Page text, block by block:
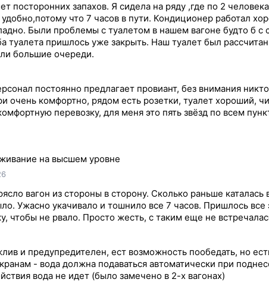
посторонних запахов. Я сидела на ряду ,где по 2
что 7 часов в пути. Кондиционер работал
Были проблемы с туалетом в нашем вагоне будто б с
туалета пришлось уже закрыть. Наш туалет был
большие очереди.
постоянно предлагает провиант, без внимания
очень комфортно, рядом есть розетки, туалет хороший,
перевозку, для меня это пять звёзд по всем
на высшем уровне
вагон из стороны в сторону. Сколько раньше каталась
Ужасно укачивало и тошнило все 7 часов. Пришлось все
чтобы не рвало. Просто жесть, с таким еще не
и предупредителен, ест возможность пообедать, но
- вода должна подаваться автоматически при
вода не идет (было замечено в 2-х вагонах)